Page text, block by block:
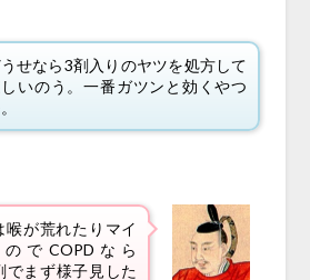
うせなら3剤入りのヤツを処方して
いのう。一番ガツンと効くやつ
が荒れたり マイ
でCOPDなら
でまず様子見した